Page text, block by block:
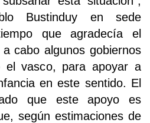
Bustinduy en sede
que agradecía el
cabo algunos gobiernos
el vasco, para apoyar a
en este sentido. El
que este apoyo es
según estimaciones de